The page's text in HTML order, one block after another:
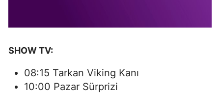
SHOW TV:
08:15 Tarkan Viking Kanı
10:00 Pazar Sürprizi